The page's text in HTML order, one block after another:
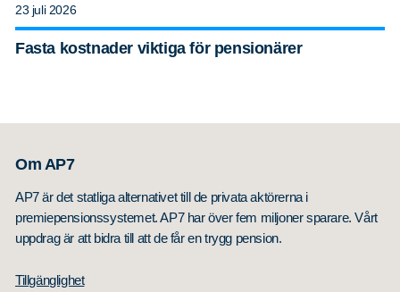
23 juli 2026
Fasta kostnader viktiga för pensionärer
Om AP7
AP7 är det statliga alternativet till de privata aktörerna i
premiepensionssystemet. AP7 har över fem miljoner sparare. Vårt
uppdrag är att bidra till att de får en trygg pension.
Tillgänglighet